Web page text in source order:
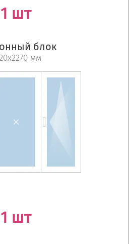
1 шт
блок
мм
1 шт